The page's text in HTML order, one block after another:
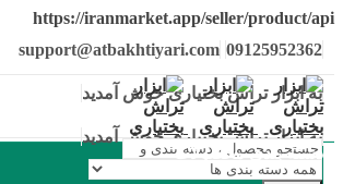
https://iranmarket.app/seller/product/api
support@atbakhtiyari.com 09125952362
به ابزار تراش بختیاری خوش آمدید
به ابزار تراش بختیاری خوش آمدید
دسته بندی محصولات